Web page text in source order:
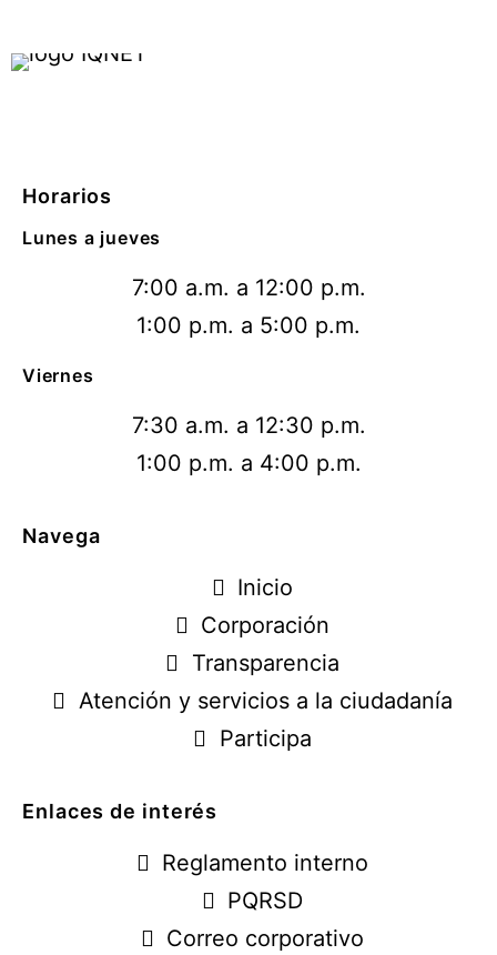
Horarios
Lunes a jueves
7:00 a.m. a 12:00 p.m.
1:00 p.m. a 5:00 p.m.
Viernes
7:30 a.m. a 12:30 p.m.
1:00 p.m. a 4:00 p.m.
Navega
Inicio
Corporación
Transparencia
Atención y servicios a la ciudadanía
Participa
Enlaces de interés
Reglamento interno
PQRSD
Correo corporativo